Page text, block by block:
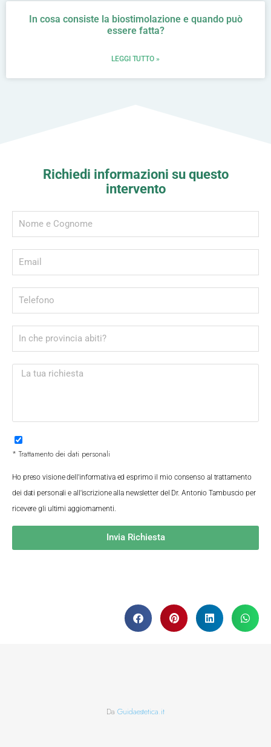
In cosa consiste la biostimolazione e quando può
essere fatta?
LEGGI TUTTO »
Richiedi informazioni su questo
intervento
* Trattamento dei dati personali
Ho preso visione dell'informativa ed esprimo il mio consenso al trattamento
dei dati personali e all'iscrizione alla newsletter del Dr. Antonio Tambuscio per
ricevere gli ultimi aggiornamenti.
Invia Richiesta
DaGuidaestetica.it